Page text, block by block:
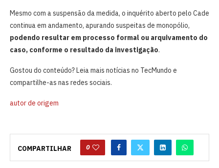
Mesmo com a suspensão da medida, o inquérito aberto pelo Cade
continua em andamento, apurando suspeitas de monopólio,
podendo resultar em processo formal ou arquivamento do
caso, conforme o resultado da investigação.
Gostou do conteúdo? Leia mais notícias no TecMundo e
compartilhe-as nas redes sociais.
autor de origem
COMPARTILHAR 0